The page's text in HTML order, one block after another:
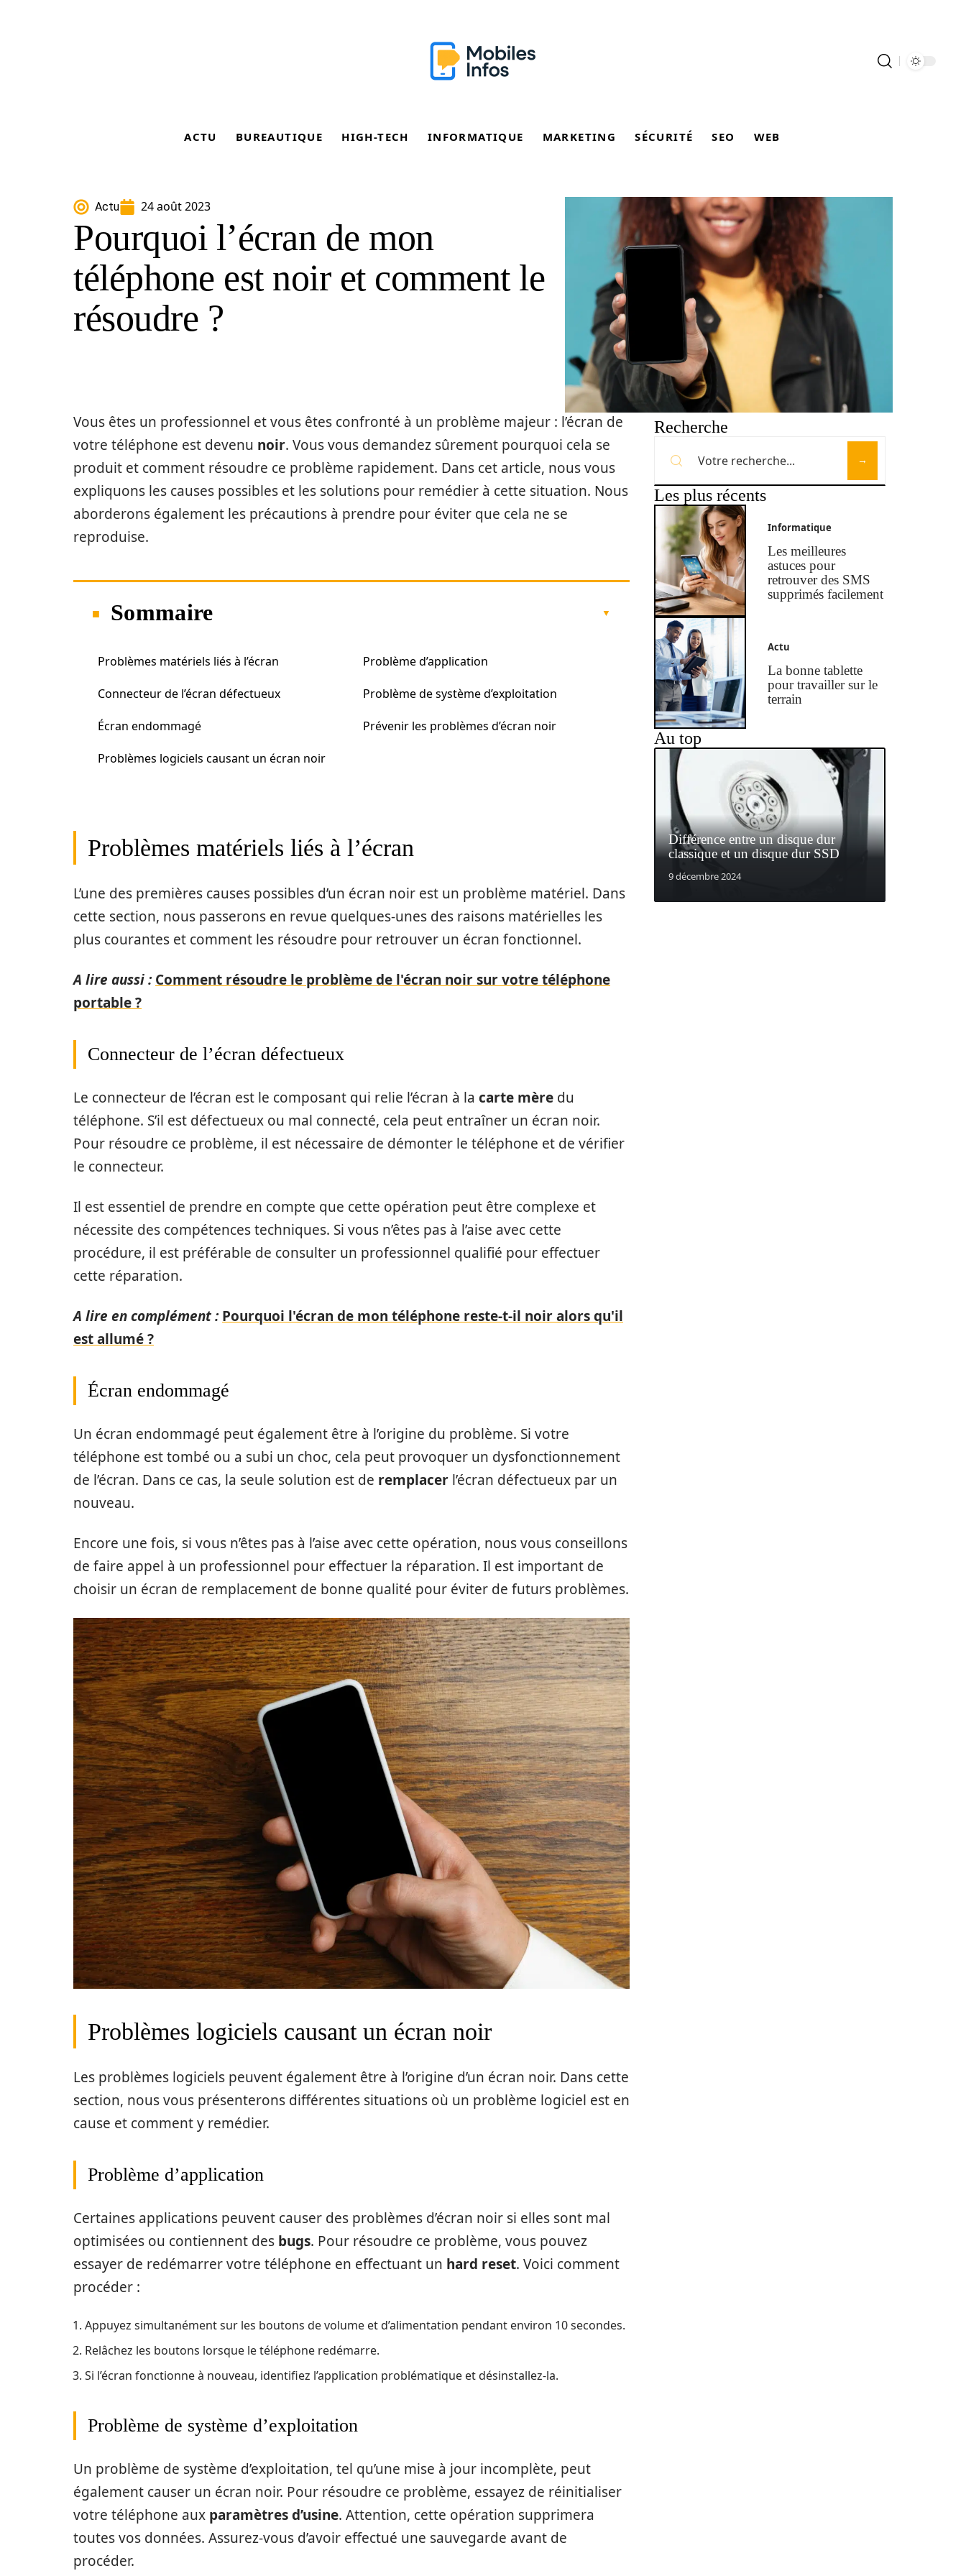
ACTU BUREAUTIQUE HIGH-TECH INFORMATIQUE MARKETING SÉCURITÉ SEO WEB
Actu 24 août 2023
Pourquoi l’écran de mon
téléphone est noir et comment le
résoudre ?
Vous êtes un professionnel et vous êtes confronté à un problème majeur : l’écran de
votre téléphone est devenu noir. Vous vous demandez sûrement pourquoi cela se
produit et comment résoudre ce problème rapidement. Dans cet article, nous vous
expliquons les causes possibles et les solutions pour remédier à cette situation. Nous
aborderons également les précautions à prendre pour éviter que cela ne se
reproduise.
Sommaire
Problèmes matériels liés à l’écran
Connecteur de l’écran défectueux
Écran endommagé
Problèmes logiciels causant un écran noir
Problème d’application
Problème de système d’exploitation
Prévenir les problèmes d’écran noir
Problèmes matériels liés à l’écran
L’une des premières causes possibles d’un écran noir est un problème matériel. Dans
cette section, nous passerons en revue quelques-unes des raisons matérielles les
plus courantes et comment les résoudre pour retrouver un écran fonctionnel.
A lire aussi : Comment résoudre le problème de l'écran noir sur votre téléphone
portable ?
Connecteur de l’écran défectueux
Le connecteur de l’écran est le composant qui relie l’écran à la carte mère du
téléphone. S’il est défectueux ou mal connecté, cela peut entraîner un écran noir.
Pour résoudre ce problème, il est nécessaire de démonter le téléphone et de vérifier
le connecteur.
Il est essentiel de prendre en compte que cette opération peut être complexe et
nécessite des compétences techniques. Si vous n’êtes pas à l’aise avec cette
procédure, il est préférable de consulter un professionnel qualifié pour effectuer
cette réparation.
A lire en complément : Pourquoi l'écran de mon téléphone reste-t-il noir alors qu'il
est allumé ?
Écran endommagé
Un écran endommagé peut également être à l’origine du problème. Si votre
téléphone est tombé ou a subi un choc, cela peut provoquer un dysfonctionnement
de l’écran. Dans ce cas, la seule solution est de remplacer l’écran défectueux par un
nouveau.
Encore une fois, si vous n’êtes pas à l’aise avec cette opération, nous vous conseillons
de faire appel à un professionnel pour effectuer la réparation. Il est important de
choisir un écran de remplacement de bonne qualité pour éviter de futurs problèmes.
Problèmes logiciels causant un écran noir
Les problèmes logiciels peuvent également être à l’origine d’un écran noir. Dans cette
section, nous vous présenterons différentes situations où un problème logiciel est en
cause et comment y remédier.
Problème d’application
Certaines applications peuvent causer des problèmes d’écran noir si elles sont mal
optimisées ou contiennent des bugs. Pour résoudre ce problème, vous pouvez
essayer de redémarrer votre téléphone en effectuant un hard reset. Voici comment
procéder :
Appuyez simultanément sur les boutons de volume et d’alimentation pendant environ 10 secondes.
Relâchez les boutons lorsque le téléphone redémarre.
Si l’écran fonctionne à nouveau, identifiez l’application problématique et désinstallez-la.
Problème de système d’exploitation
Un problème de système d’exploitation, tel qu’une mise à jour incomplète, peut
également causer un écran noir. Pour résoudre ce problème, essayez de réinitialiser
votre téléphone aux paramètres d’usine. Attention, cette opération supprimera
toutes vos données. Assurez-vous d’avoir effectué une sauvegarde avant de
procéder.
Recherche
Les plus récents
Informatique
Les meilleures
astuces pour
retrouver des SMS
supprimés facilement
Actu
La bonne tablette
pour travailler sur le
terrain
Au top
Différence entre un disque dur
classique et un disque dur SSD
9 décembre 2024